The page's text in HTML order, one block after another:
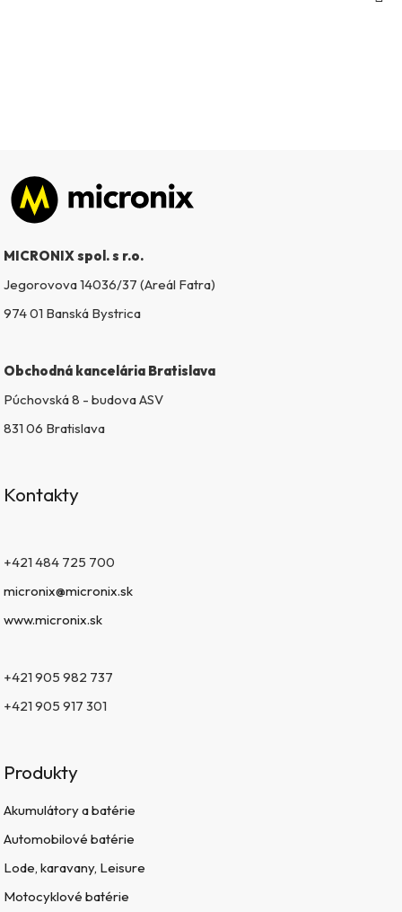
Zápätie
MICRONIX spol. s r.o.
Jegorovova 14036/37 (Areál Fatra)
974 01 Banská Bystrica
Obchodná kancelária Bratislava
Púchovská 8 - budova ASV
831 06 Bratislava
Kontakty
+421 484 725 700
micronix@micronix.sk
www.micronix.sk
+421 905 982 737
+421 905 917 301
Produkty
Akumulátory a batérie
Automobilové batérie
Lode, karavany, Leisure
Motocyklové batérie